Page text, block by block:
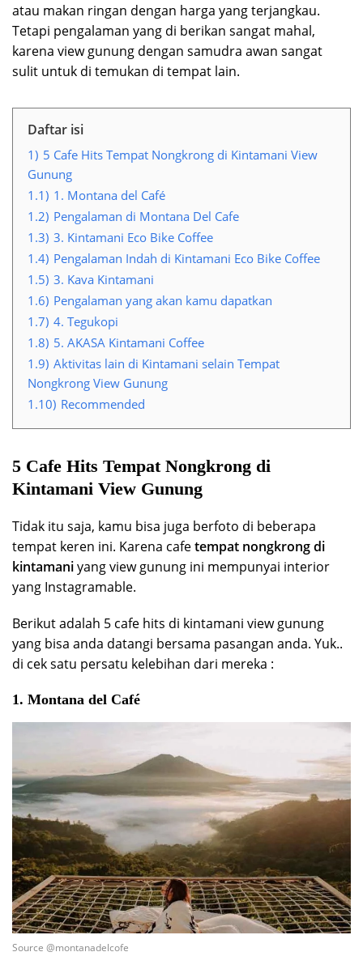
atau makan ringan dengan harga yang terjangkau.
Tetapi pengalaman yang di berikan sangat mahal,
karena view gunung dengan samudra awan sangat
sulit untuk di temukan di tempat lain.
Daftar isi
1) 5 Cafe Hits Tempat Nongkrong di Kintamani View
Gunung
1.1) 1. Montana del Café
1.2) Pengalaman di Montana Del Cafe
1.3) 3. Kintamani Eco Bike Coffee
1.4) Pengalaman Indah di Kintamani Eco Bike Coffee
1.5) 3. Kava Kintamani
1.6) Pengalaman yang akan kamu dapatkan
1.7) 4. Tegukopi
1.8) 5. AKASA Kintamani Coffee
1.9) Aktivitas lain di Kintamani selain Tempat
Nongkrong View Gunung
1.10) Recommended
5 Cafe Hits Tempat Nongkrong di
Kintamani View Gunung
Tidak itu saja, kamu bisa juga berfoto di beberapa
tempat keren ini. Karena cafetempat nongkrong di
kintamaniyang view gunung ini mempunyai interior
yang Instagramable.
Berikut adalah 5 cafe hits di kintamani view gunung
yang bisa anda datangi bersama pasangan anda. Yuk..
di cek satu persatu kelebihan dari mereka :
1. Montana del Café
Source @montanadelcofe